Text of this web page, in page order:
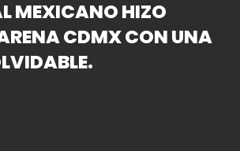
MEXICANO HIZO
CDMX CON UNA